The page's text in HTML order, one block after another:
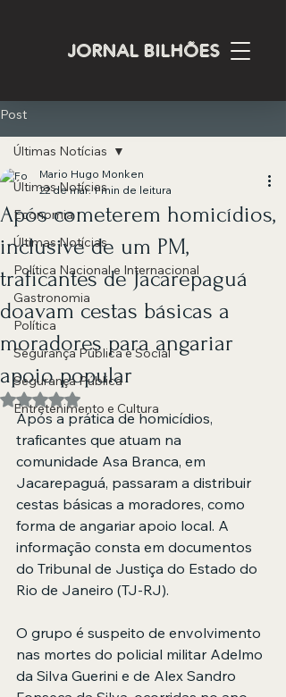
JORNAL BILHÕES
Post
Últimas Notícias
Economia
Últimas Notícias
Política Nacional e Internacional
Gastronomia
Política
Segurança Pública e Social
Segurança Pública
Entretenimento e Cultura
Últimas Notícias
Após cometerem homicídios,
inclusive de um PM,
traficantes de Jacarepaguá
doavam cestas básicas a
moradores para angariar
apoio popular
Mario Hugo Monken
22 de mar. 1 min de leitura
Avaliado com NaN de 5 estrelas.
Após a prática de homicídios,
traficantes que atuam na
comunidade Asa Branca, em
Jacarepaguá, passaram a distribuir
cestas básicas a moradores, como
forma de angariar apoio local. A
informação consta em documentos
do Tribunal de Justiça do Estado do
Rio de Janeiro (TJ-RJ).
O grupo é suspeito de envolvimento
nas mortes do policial militar Adelmo
da Silva Guerini e de Alex Sandro